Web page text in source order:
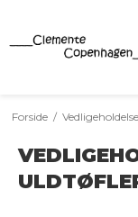
Forside / Vedligeholdelse